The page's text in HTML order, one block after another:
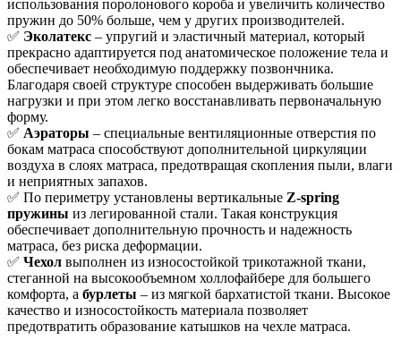
использования поролонового короба и увеличить количество
пружин до 50% больше, чем у других производителей.
✅ Эколатекс – упругий и эластичный материал, который
прекрасно адаптируется под анатомическое положение тела и
обеспечивает необходимую поддержку позвончника.
Благодаря своей структуре способен выдерживать большие
нагрузки и при этом легко восстанавливать первоначальную
форму.
✅ Аэраторы – специальные вентиляционные отверстия по
бокам матраса способствуют дополнительной циркуляции
воздуха в слоях матраса, предотвращая скопления пыли, влаги
и неприятных запахов.
✅ По периметру установлены вертикальные Z-spring
пружины из легированной стали. Такая конструкция
обеспечивает дополнительную прочность и надежность
матраса, без риска деформации.
✅ Чехол выполнен из износостойкой трикотажной ткани,
стеганной на высокообъемном холлофайбере для большего
комфорта, а бурлеты – из мягкой бархатистой ткани. Высокое
качество и износостойкость материала позволяет
предотвратить образование катышков на чехле матраса.